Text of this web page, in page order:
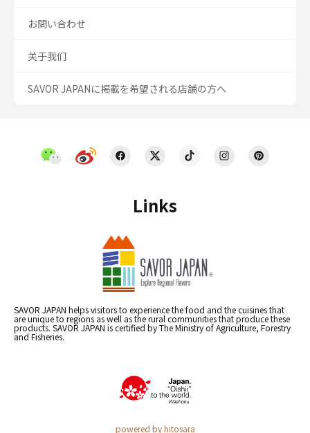
Links
SAVOR JAPAN helps visitors to experience the food and the cuisines that
are unique to regions as well as the rural communities that produce these
products. SAVOR JAPAN is certified by The Ministry of Agriculture, Forestry
and Fisheries.
powered by hitosara
お問い合わせ
关于我们
SAVOR JAPANに掲載を希望される店舗の方へ